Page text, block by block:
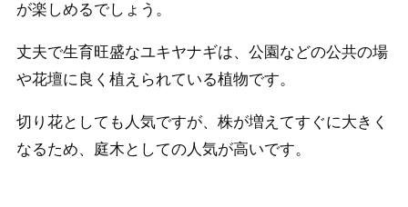
が楽しめるでしょう。
丈夫で生育旺盛なユキヤナギは、公園などの公共の場
や花壇に良く植えられている植物です。
切り花としても人気ですが、株が増えてすぐに大きく
なるため、庭木としての人気が高いです。